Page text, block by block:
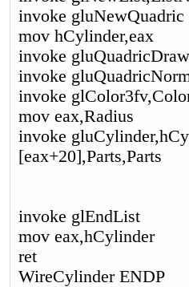
invoke gluNewQuadric
mov hCylinder,eax
invoke
invoke
invoke
mov eax,Radius
invoke
[eax+20],Parts,Parts
invoke glEndList
mov eax,hCylinder
ret
WireCylinder ENDP